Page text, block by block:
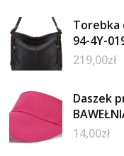
Torebka
94-4Y-
219,00zł
Daszek
14,00zł